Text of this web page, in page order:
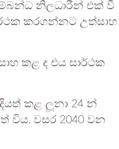
නිලධාරීන් එක් වී
කරගන්නට උත්සාහ
කළ ද එය සාර්ථක
කළ ලූනා 24 න්
විය. වසර 2040 වන